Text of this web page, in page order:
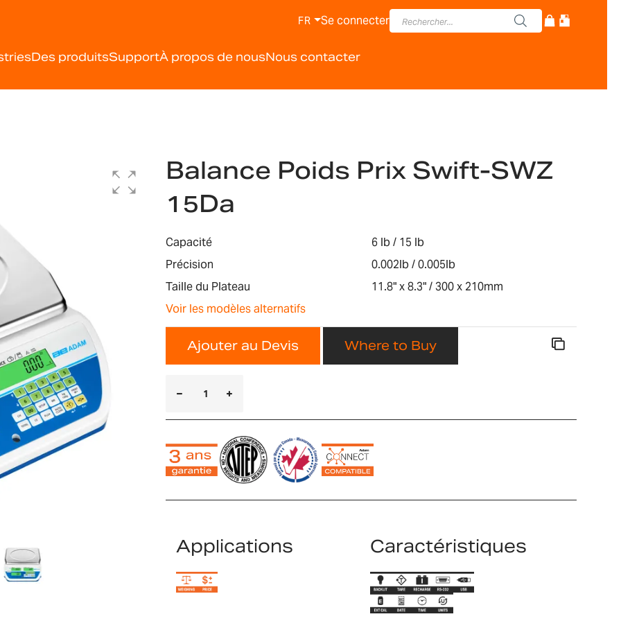
Des produitsSupportÀ propos de nousNous contacter
FR Se connecter
Balance Poids Prix Swift-SWZ
15Da
Capacité
6 lb / 15 lb
Précision
0.002lb / 0.005lb
Taille du Plateau
11.8" x 8.3" / 300 x 210mm
Voir les modèles alternatifs
Ajouter au Devis Where to Buy
Applications Caractéristiques